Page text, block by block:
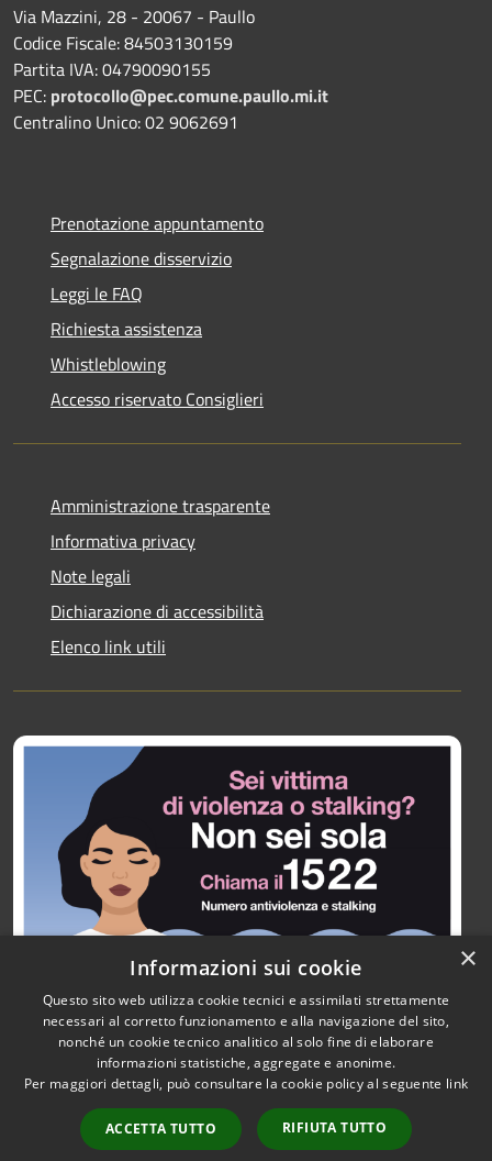
Via Mazzini, 28 - 20067 - Paullo
Codice Fiscale: 84503130159
Partita IVA: 04790090155
PEC: protocollo@pec.comune.paullo.mi.it
Centralino Unico: 02 9062691
Prenotazione appuntamento
Segnalazione disservizio
Leggi le FAQ
Richiesta assistenza
Whistleblowing
Accesso riservato Consiglieri
Amministrazione trasparente
Informativa privacy
Note legali
Dichiarazione di accessibilità
Elenco link utili
Accessibilità
Copyright © 2026 • Città di
Paullo • Powered by
Municipium•
Accesso
redazione
×
Informazioni sui cookie
Questo sito web utilizza cookie tecnici e assimilati strettamente
necessari al corretto funzionamento e alla navigazione del sito,
nonché un cookie tecnico analitico al solo fine di elaborare
informazioni statistiche, aggregate e anonime.
Per maggiori dettagli, può consultare la cookie policy al seguente link
ACCETTA TUTTO RIFIUTA TUTTO